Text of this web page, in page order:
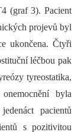
(graf 3). Pacient
projevů byl
ukončena. Čtyři
léčbou pak
tyreostatika,
byla
pacientů
s pozitivitou